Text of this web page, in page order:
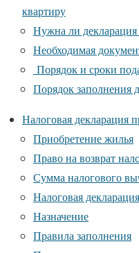
квартиру
Нужна ли
Необходимая
Порядок и сроки
Порядок заполнения
Налоговая декларация
Приобретение жилья
Право на возврат
Сумма налогового
Налоговая декларация
Назначение
Правила заполнения